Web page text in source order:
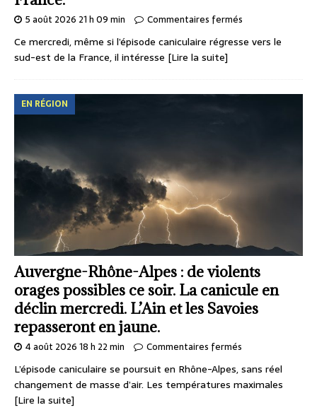
5 août 2026 21 h 09 min Commentaires fermés
Ce mercredi, même si l’épisode caniculaire régresse vers le
sud-est de la France, il intéresse [Lire la suite]
Auvergne-Rhône-Alpes : de violents
orages possibles ce soir. La canicule en
déclin mercredi. L’Ain et les Savoies
repasseront en jaune.
EN RÉGION
4 août 2026 18 h 22 min Commentaires fermés
L’épisode caniculaire se poursuit en Rhône-Alpes, sans réel
changement de masse d’air. Les températures maximales
[Lire la suite]